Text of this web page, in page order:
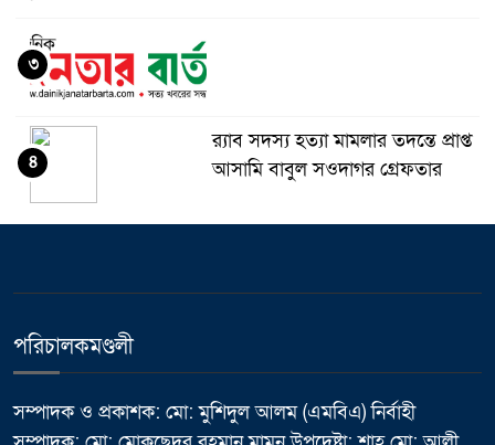
৩
র‌্যাব সদস্য হত্যা মামলার তদন্তে প্রাপ্ত
আসামি বাবুল সওদাগর গ্রেফতার
৪
সম্মেলন
বাচ্চুর বরাদ্দে এইচবিবি রাস্তার কাজের
উদ্বোধন
৬
পরিচালকমণ্ডলী
সম্পাদক ও প্রকাশক: মো: মুশিদুল আলম (এমবিএ) নির্বাহী